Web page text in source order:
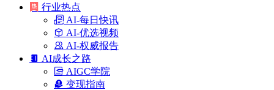
行业热点
AI-每日快讯
AI-优选视频
AI-权威报告
AI成长之路
AIGC学院
变现指南